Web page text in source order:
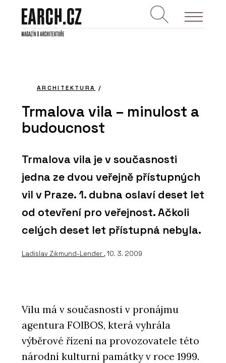
ARCHITEKTURA /
Trmalova vila – minulost a
budoucnost
Trmalova vila je v současnosti
jedna ze dvou veřejně přístupných
vil v Praze. 1. dubna oslaví deset let
od otevření pro veřejnost. Ačkoli
celých deset let přístupná nebyla.
Ladislav Zikmund-Lender, 10. 3. 2009
Vilu má v současnosti v pronájmu
agentura FOIBOS, která vyhrála
výběrové řízení na provozovatele této
národní kulturní památky v roce 1999.